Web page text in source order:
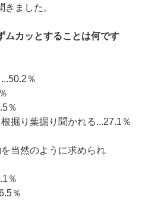
ました。
ムカッとすることは何です
％
％
掘り葉掘り聞かれる...27.1％
当然のように求められ
％
％